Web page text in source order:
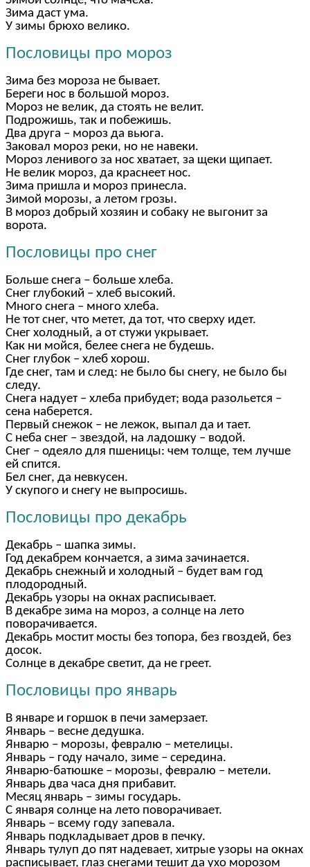
Зима даст ума.
У зимы брюхо велико.
Пословицы про мороз
Зима без мороза не бывает.
Береги нос в большой мороз.
Мороз не велик, да стоять не велит.
Подрожишь, так и побежишь.
Два друга – мороз да вьюга.
Заковал мороз реки, но не навеки.
Мороз ленивого за нос хватает, за щеки щипает.
Не велик мороз, да краснеет нос.
Зима пришла и мороз принесла.
Зимой морозы, а летом грозы.
В мороз добрый хозяин и собаку не выгонит за
ворота.
Пословицы про снег
Больше снега – больше хлеба.
Снег глубокий – хлеб высокий.
Много снега – много хлеба.
Не тот снег, что метет, да тот, что сверху идет.
Снег холодный, а от стужи укрывает.
Как ни мойся, белее снега не будешь.
Снег глубок – хлеб хорош.
Где снег, там и след: не было бы снегу, не было бы
следу.
Снега надует – хлеба прибудет; вода разольется –
сена наберется.
Первый снежок – не лежок, выпал да и тает.
С неба снег – звездой, на ладошку – водой.
Снег – одеяло для пшеницы: чем толще, тем лучше
ей спится.
Бел снег, да невкусен.
У скупого и снегу не выпросишь.
Пословицы про декабрь
Декабрь – шапка зимы.
Год декабрем кончается, а зима зачинается.
Декабрь снежный и холодный – будет вам год
плодородный.
Декабрь узоры на окнах расписывает.
В декабре зима на мороз, а солнце на лето
поворачивается.
Декабрь мостит мосты без топора, без гвоздей, без
досок.
Солнце в декабре светит, да не греет.
Пословицы про январь
В январе и горшок в печи замерзает.
Январь – весне дедушка.
Январю – морозы, февралю – метелицы.
Январь – году начало, зиме – середина.
Январю-батюшке – морозы, февралю – метели.
Январь два часа дня прибавит.
Месяц январь – зимы государь.
С января солнце на лето поворачивает.
Январь – всему году запевала.
Январь подкладывает дров в печку.
Январь тулуп до пят надевает, хитрые узоры на окнах
расписывает, глаз снегами тешит да ухо морозом